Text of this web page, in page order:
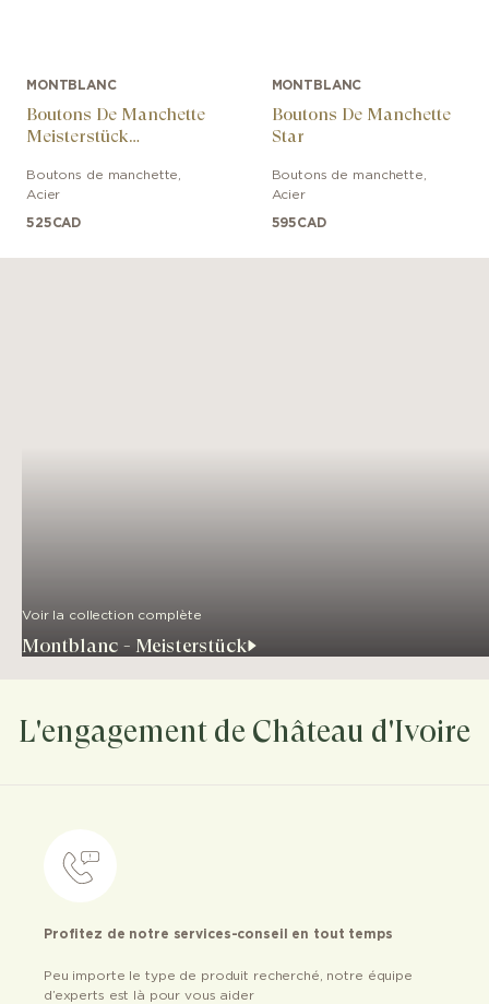
MONTBLANC
Boutons De Manchette
Meisterstück
Inoxydable Platiné
Boutons de manchette
Acier
525CAD
MONTBLANC
Boutons De Manchette
Star
Boutons de manchette
Acier
595CAD
Voir la collection complète
Montblanc - Meisterstück
L'engagement de Château d'Ivoire
Profitez de notre services-conseil en tout temps
Peu importe le type de produit recherché, notre équipe
d’experts est là pour vous aider